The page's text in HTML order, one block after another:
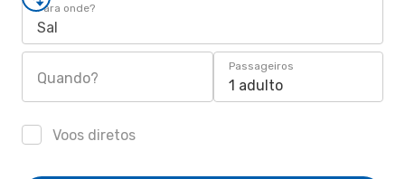
Para onde?
Sal
Quando?
Passageiros
1 adulto
Voos diretos